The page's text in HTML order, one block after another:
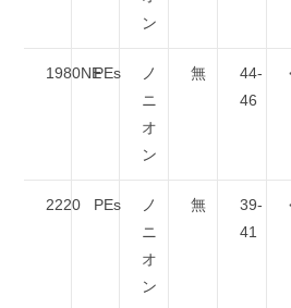
ン
1980NEPEs
ノ
ニ
オ
ン
無
44-
46
2220 PEs
ノ
ニ
オ
ン
無
39-
41